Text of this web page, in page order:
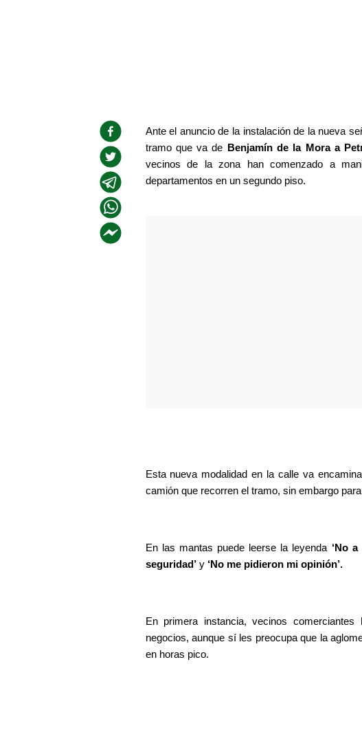
Ante el anuncio de la instalación de la nueva
tramo que va de
Benjamín de la Mora a
vecinos de la zona han comenzado a
departamentos en un segundo piso.
Esta nueva modalidad en la calle va
camión que recorren el tramo, sin embargo
En las mantas puede leerse la leyenda ‘No
seguridad’ y ‘No me pidieron mi opinión’.
En primera instancia, vecinos
negocios, aunque sí les preocupa que la
en horas pico.